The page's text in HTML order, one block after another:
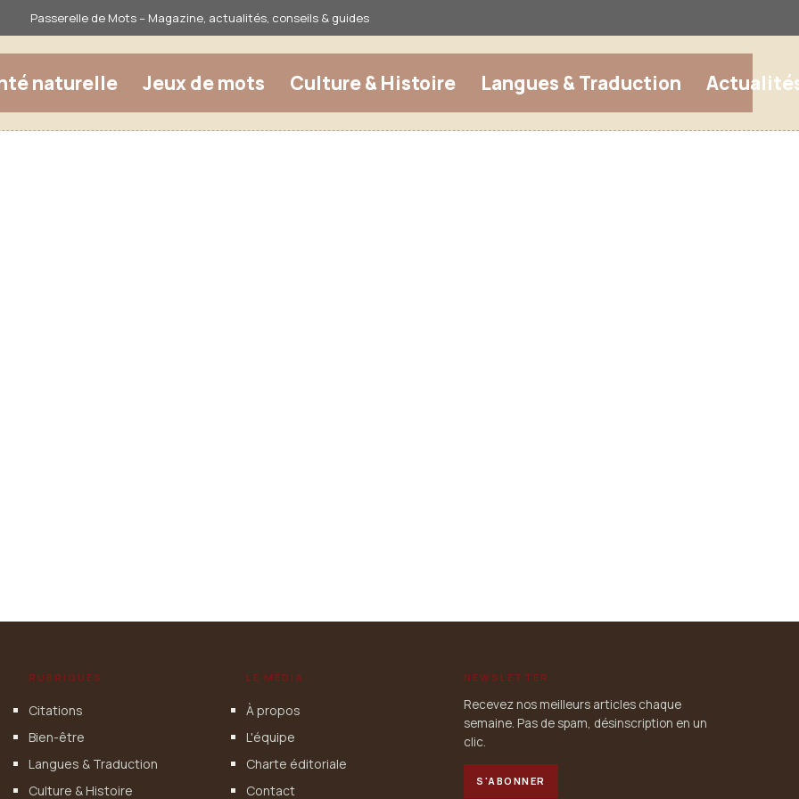
Passerelle de Mots – Magazine, actualités, conseils & guides
naturelle Jeux de mots Culture & Histoire Langues & Traduction
RUBRIQUES
Citations
Bien-être
Langues & Traduction
Culture & Histoire
LE MÉDIA
À propos
L'équipe
Charte éditoriale
Contact
NEWSLETTER
Recevez nos meilleurs articles chaque
semaine. Pas de spam, désinscription en un
clic.
S'ABONNER